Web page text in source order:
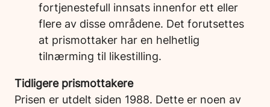
fortjenestefull innsats innenfor ett eller
flere av disse områdene. Det forutsettes
at prismottaker har en helhetlig
tilnærming til likestilling.
Tidligere prismottakere
Prisen er utdelt siden 1988. Dette er noen av